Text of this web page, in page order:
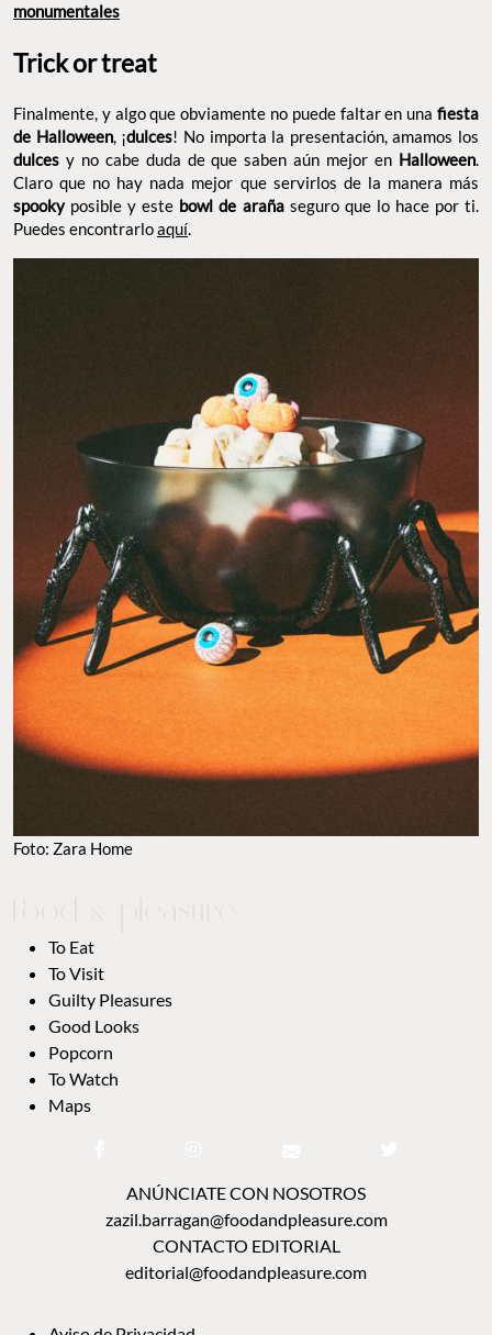
monumentales
Trick or treat
Finalmente, y algo que obviamente no puede faltar en una fiesta
de Halloween, ¡dulces! No importa la presentación, amamos los
dulces y no cabe duda de que saben aún mejor en Halloween.
Claro que no hay nada mejor que servirlos de la manera más
spookyposible y este bowl de araña seguro que lo hace por ti.
Puedes encontrarloaquí.
Foto: Zara Home
To Eat
To Visit
Guilty Pleasures
Good Looks
Popcorn
To Watch
Maps
ANÚNCIATE CON NOSOTROS
zazil.barragan@foodandpleasure.com
CONTACTO EDITORIAL
editorial@foodandpleasure.com